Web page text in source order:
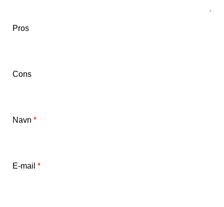
Pros
Cons
Navn *
E-mail *